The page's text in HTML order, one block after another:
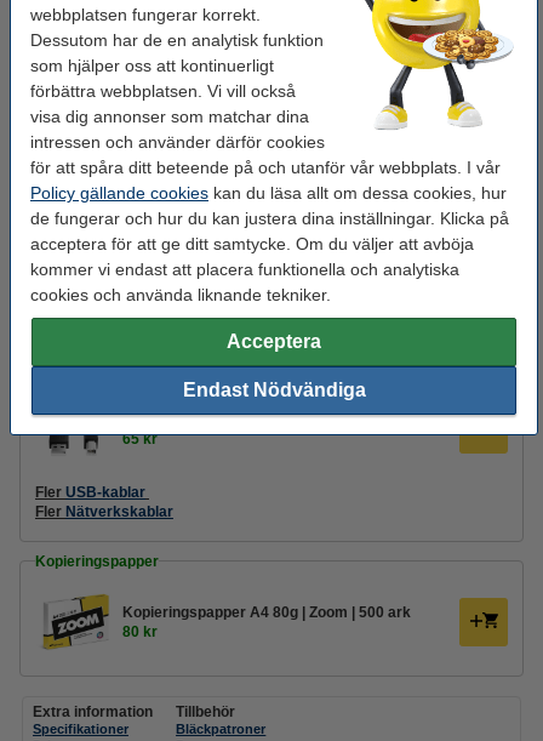
webbplatsen fungerar korrekt.
Dessutom har de en analytisk funktion
som hjälper oss att kontinuerligt
förbättra webbplatsen. Vi vill också
visa dig annonser som matchar dina
intressen och använder därför cookies
för att spåra ditt beteende på och utanför vår webbplats. I vår
Policy gällande cookies kan du läsa allt om dessa cookies, hur
de fungerar och hur du kan justera dina inställningar. Klicka på
acceptera för att ge ditt samtycke. Om du väljer att avböja
kommer vi endast att placera funktionella och analytiska
cookies och använda liknande tekniker.
Acceptera
Endast Nödvändiga
Användningsplats:
Tips! Beställ bläckpatroner
Canon GI-56 BK/C/M/Y 4-pack (varumärket
123ink)
525 kr
Skrivarkablar
Skrivartillverkaren förser ej skrivaren med USB-kablar eller
nätverkskablar när den skickas.
Nätverkskabel 3m CAT5e | 123ink | grå
USB-B skrivarkabel 2m | 123ink | svart
65 kr
Fler USB-kablar
Fler Nätverkskablar
Kopieringspapper
Kopieringspapper A4 80g | Zoom | 500 ark
80 kr
Extra information
Specifikationer
Tillbehör
Bläckpatroner